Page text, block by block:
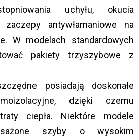
uchyłu, okucia
antywłamaniowe na
W modelach standardowych
pakiety trzyszybowe z
posiadają doskonałe
dzięki czemu
ciepła. Niektóre modele
szyby o wysokim